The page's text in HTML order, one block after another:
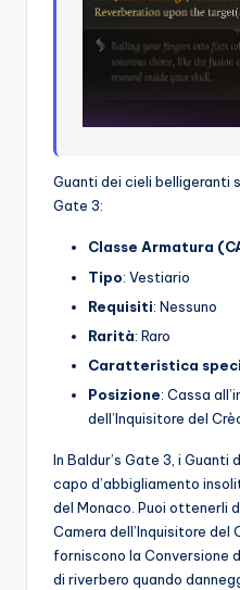
Guanti dei cieli belligeranti
Gate 3:
Classe Armatura
Tipo: Vestiario
Requisiti: Nessuno
Rarità: Raro
Caratteristica
Posizione: Cassa
dell’Inquisitore del
In Baldur’s Gate 3, i Guanti
capo d’abbigliamento
del Monaco. Puoi ottenerli
Camera dell’Inquisitore del
forniscono la Conversione
di riverbero quando